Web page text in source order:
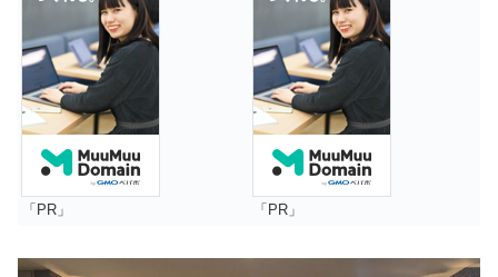
「PR」 「PR」